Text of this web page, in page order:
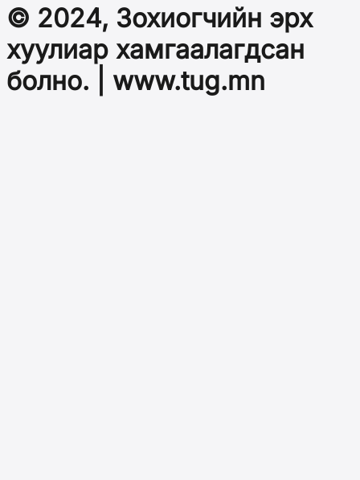
© 2024, Зохиогчийн эрх
хуулиар хамгаалагдсан
болно. | www.tug.mn